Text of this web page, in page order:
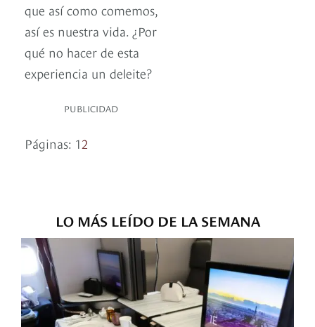
que así como comemos,
así es nuestra vida. ¿Por
qué no hacer de esta
experiencia un deleite?
PUBLICIDAD
Páginas: 12
LO MÁS LEÍDO DE LA SEMANA